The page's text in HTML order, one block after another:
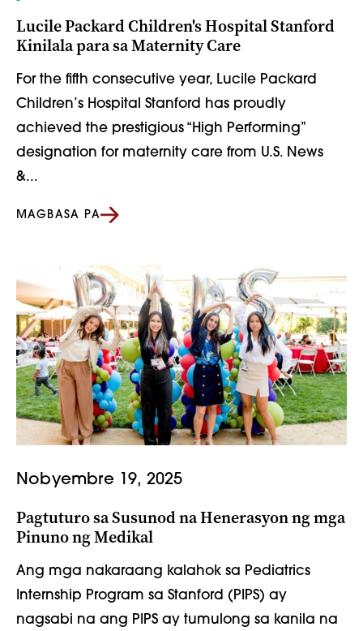
Lucile Packard Children's Hospital Stanford
Kinilala para sa Maternity Care
For the fifth consecutive year, Lucile Packard
Children’s Hospital Stanford has proudly
achieved the prestigious “High Performing”
designation for maternity care from U.S. News
&...
MAGBASA PA
Nobyembre 19, 2025
Pagtuturo sa Susunod na Henerasyon ng mga
Pinuno ng Medikal
Ang mga nakaraang kalahok sa Pediatrics
Internship Program sa Stanford (PIPS) ay
nagsabi na ang PIPS ay tumulong sa kanila na